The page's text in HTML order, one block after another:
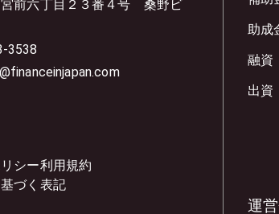
前六丁目２３番４号 桑野ビ
3538
シー利用規約
づく表記
助成
融資
出資
運